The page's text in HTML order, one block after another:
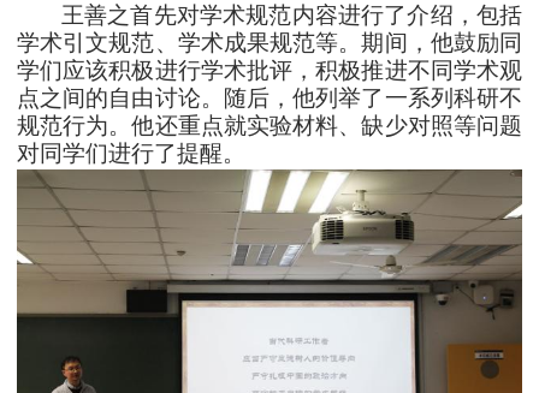
王善之首先对学术规范内容进行了介绍 ，包括
学术引文规范、学术成果规范等。期间，他鼓励同
学们应该积极进行学术批评，积极推进不同学术观
点之间的自由讨论。
随后，他列举了一系列科研不
规范行为。他还重点就实验材料、缺少对照等问题
对同学们进行了提醒。